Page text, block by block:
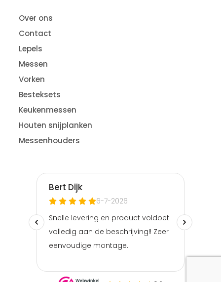
Over ons
Contact
Lepels
Messen
Vorken
Besteksets
Keukenmessen
Houten snijplanken
Messenhouders